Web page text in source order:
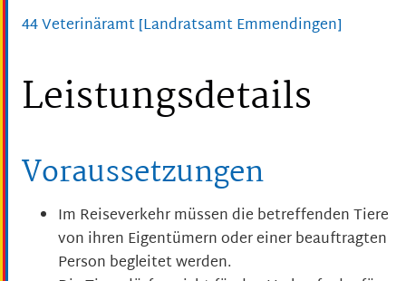
44 Veterinäramt [Landratsamt Emmendingen]
Leistungsdetails
Voraussetzungen
Im Reiseverkehr müssen die betreffenden Tiere
von ihren Eigentümern oder einer beauftragten
Person begleitet werden.